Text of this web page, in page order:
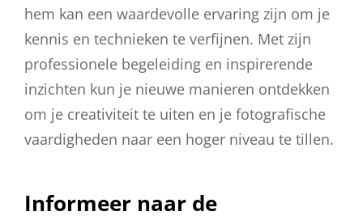
hem kan een waardevolle ervaring zijn om je
kennis en technieken te verfijnen. Met zijn
professionele begeleiding en inspirerende
inzichten kun je nieuwe manieren ontdekken
om je creativiteit te uiten en je fotografische
vaardigheden naar een hoger niveau te tillen.
Informeer naar de